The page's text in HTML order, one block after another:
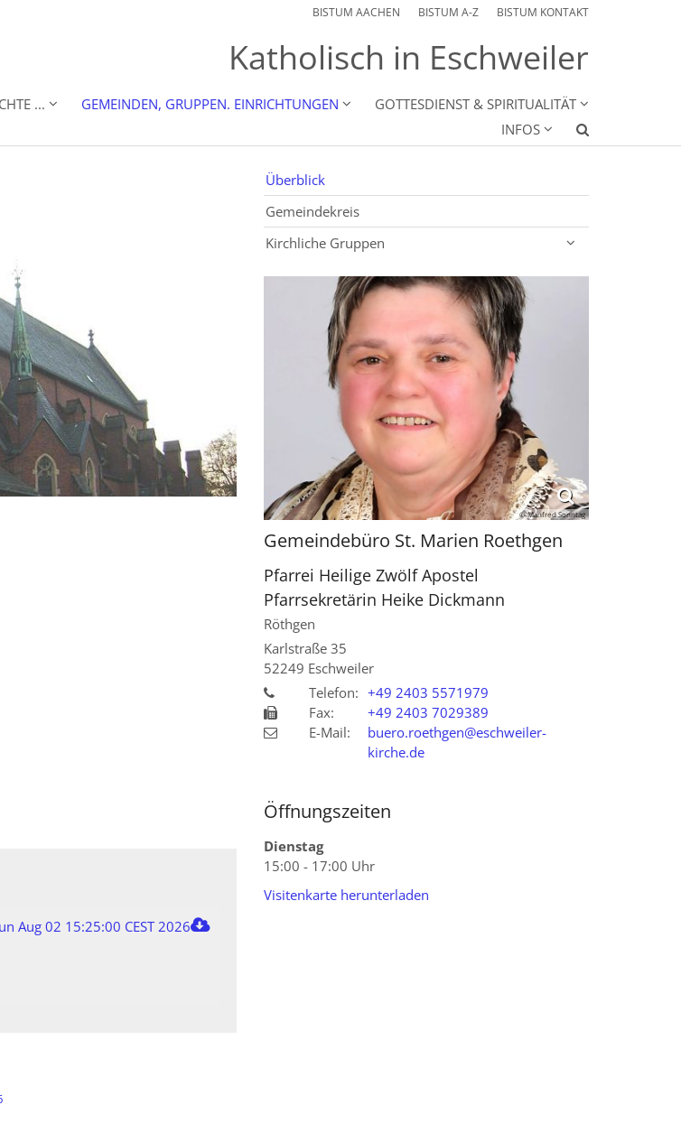
BISTUM AACHEN BISTUM A-Z BISTUM KONTAKT
Katholisch in Eschweiler
... GEMEINDEN, GRUPPEN. EINRICHTUNGEN
GOTTESDIENST & SPIRITUALITÄT
INFOS
Aug 02 15:25:00 CEST 2026
:
Überblick
Gemeindekreis
Kirchliche Gruppen
© Manfred Sonntag
Gemeindebüro St. Marien Roethgen
Pfarrei Heilige Zwölf Apostel
Pfarrsekretärin Heike Dickmann
Röthgen
Karlstraße 35
52249 Eschweiler
Telefon: +49 2403 5571979
Fax:
+49 2403 7029389
E-Mail:
buero.roethgen@eschweiler-
kirche.de
Öffnungszeiten
Dienstag
15:00 - 17:00 Uhr
Visitenkarte herunterladen